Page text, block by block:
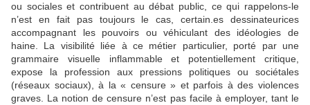
ou sociales et contribuent au débat public, ce qui rappelons-le
n’est en fait pas toujours le cas, certain.es dessinateurices
accompagnant les pouvoirs ou véhiculant des idéologies de
haine. La visibilité liée à ce métier particulier, porté par une
grammaire visuelle inflammable et potentiellement critique,
expose la profession aux pressions politiques ou sociétales
(réseaux sociaux), à la « censure » et parfois à des violences
graves. La notion de censure n’est pas facile à employer, tant le